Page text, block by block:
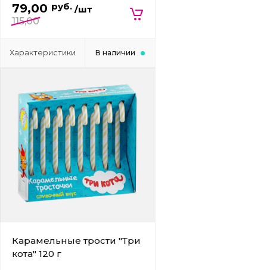
79,00 руб. /шт
115,00
Характеристики В наличии
Карамельные трости "Три
кота" 120 г